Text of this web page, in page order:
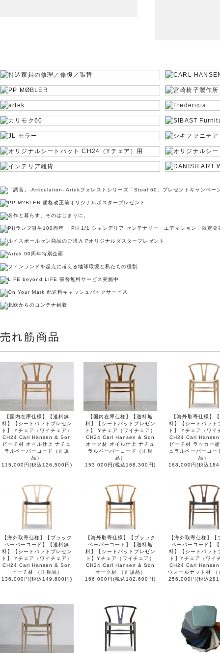
売れ筋商品
【国内在庫仕様】【送料無
料】【シートパットプレゼン
ト】 Yチェア（ワイチェア）
CH24 Carl Hansen & Son
ビーチ材 オイル仕上 ナチュ
ラルペーパーコード（正規
品）
115,000円(税込126,500円)
【国内在庫仕様】【送料無
料】【シートパットプレゼン
ト】 Yチェア（ワイチェア）
CH24 Carl Hansen & Son
オーク材 オイル仕上 ナチュ
ラルペーパーコード（正規
品）
153,000円(税込168,300円)
【海外取寄仕様】
料】【シートパット
ト】 Yチェア（ワイ
CH24 Carl
ビーチ材 ラッカー
ュラルペーパーコー
品）
168,000円(税込
【海外取寄仕様】【ブラック
ペーパーコード】【送料無
料】【シートパットプレゼン
ト】 Yチェア（ワイチェア）
CH24 Carl Hansen & Son
ビーチ材 （正規品）
136,000円(税込149,600円)
【海外取寄仕様】【ブラック
ペーパーコード】【送料無
料】【シートパットプレゼン
ト】Yチェア（ワイチェア）
CH24 Carl Hansen & Son
オーク材 （正規品）
166,000円(税込182,600円)
【海外取寄仕様】【
ペーパーコード】
料】【シートパット
ト】Yチェア（ワイ
CH24 Carl
ウォールナット材 （
256,000円(税込